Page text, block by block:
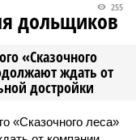
«Сказочного
ждать от
достройки
255
дольщиков